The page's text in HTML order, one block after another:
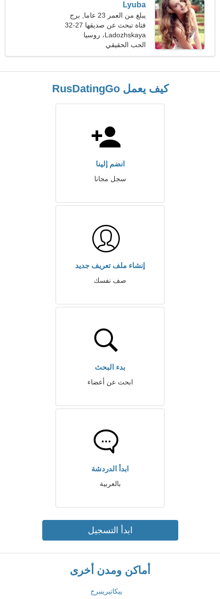
Lyuba
يبلغ من العمر 23 عاما, برج
الحوت
فتاة تبحث عن صديقها 27-32
Ladozhskaya، روسيا
الحب الحقيقي
كيف يعمل RusDatingGo
انضم إلينا
سجل مجانا
إنشاء ملف تعريف جديد
صف نفسك
بدء البحث
ابحث عن أعضاء
ابدأ الدردشة
بالعربية
ابدأ التسجيل
أماكن ومدن أخرى
ييكاتيرينبرج